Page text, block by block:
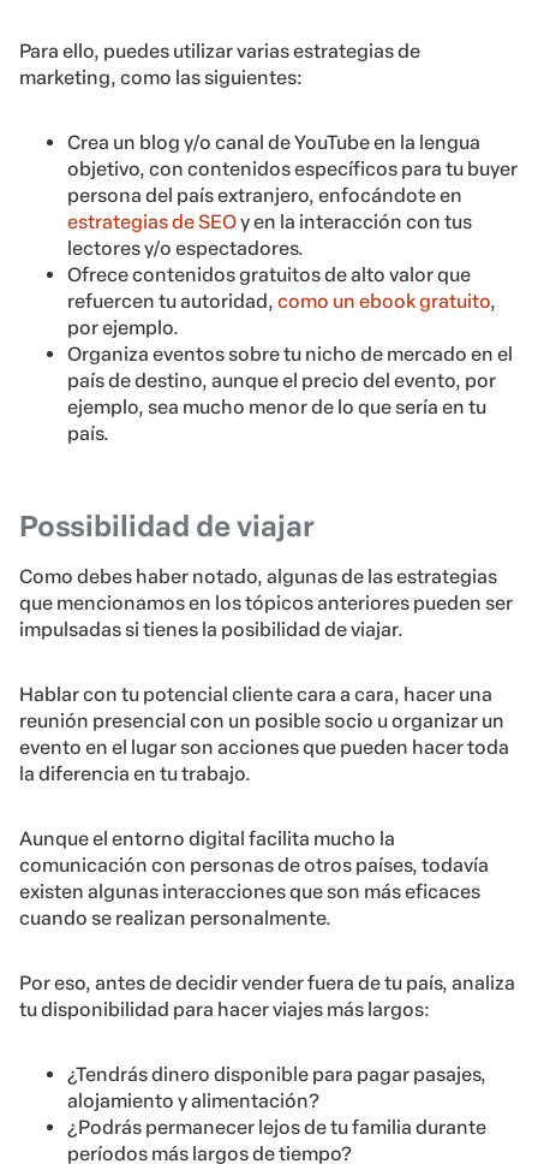
Para ello, puedes utilizar varias estrategias de
marketing, como las siguientes:
Crea un blog y/o canal de YouTube en la lengua
objetivo, con contenidos específicos para tu buyer
persona del país extranjero, enfocándote en
estrategias de SEOy en la interacción con tus
lectores y/o espectadores.
Ofrece contenidos gratuitos de alto valor que
refuercen tu autoridad, como un ebook gratuito,
por ejemplo.
Organiza eventos sobre tu nicho de mercado en el
país de destino, aunque el precio del evento, por
ejemplo, sea mucho menor de lo que sería en tu
país.
Possibilidad de viajar
Como debes haber notado, algunas de las estrategias
que mencionamos en los tópicos anteriores pueden ser
impulsadas si tienes la posibilidad de viajar.
Hablar con tu potencial cliente cara a cara, hacer una
reunión presencial con un posible socio u organizar un
evento en el lugar son acciones que pueden hacer toda
la diferencia en tu trabajo.
Aunque el entorno digital facilita mucho la
comunicación con personas de otros países, todavía
existen algunas interacciones que son más eficaces
cuando se realizan personalmente.
Por eso, antes de decidir vender fuera de tu país, analiza
tu disponibilidad para hacer viajes más largos:
¿Tendrás dinero disponible para pagar pasajes,
alojamiento y alimentación?
¿Podrás permanecer lejos de tu familia durante
períodos más largos de tiempo?